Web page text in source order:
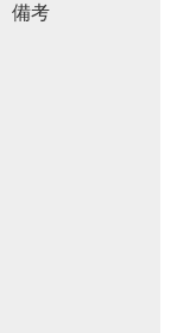
備考